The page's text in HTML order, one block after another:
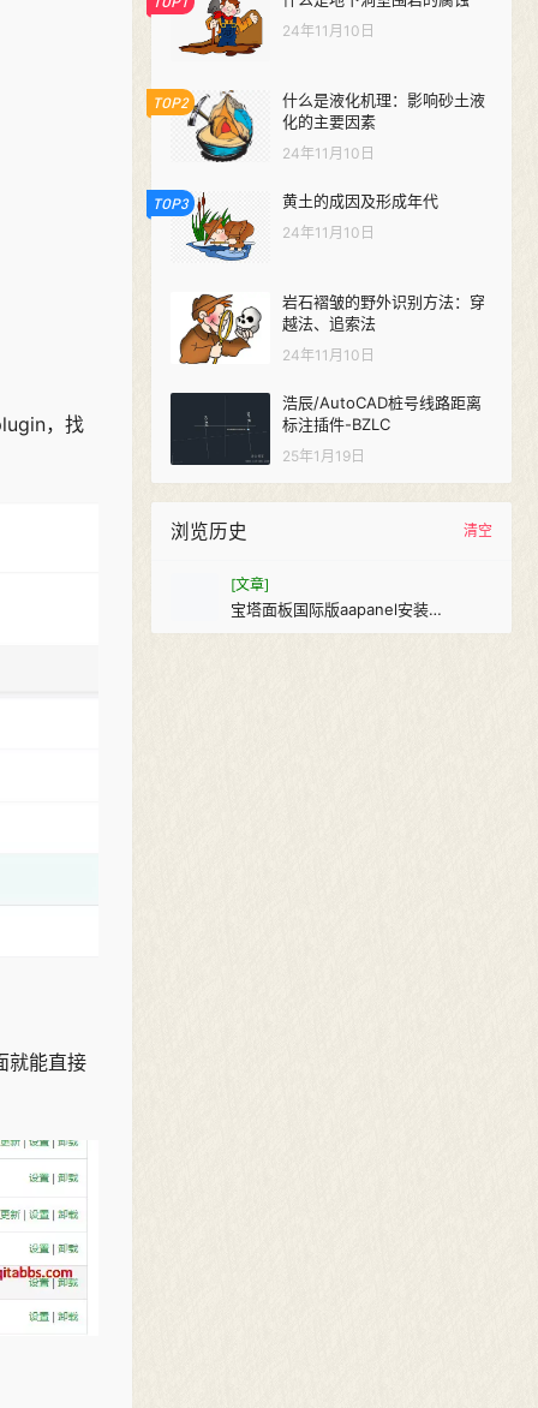
，找
就能直接
24年11月10日
TOP2
什么是液化机理：影响砂土液
化的主要因素
24年11月10日
TOP3 黄土的成因及形成年代
24年11月10日
岩石褶皱的野外识别方法：穿
越法、追索法
24年11月10日
浩辰/AutoCAD桩号线路距离
标注插件-BZLC
25年1月19日
浏览历史 清空
[文章]
宝塔面板国际版aapanel安装
onedrive备份插件